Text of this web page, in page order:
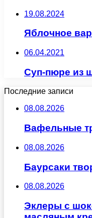
19.08.2024
Яблочное
06.04.2021
Суп-пюре из
Последние записи
08.08.2026
Вафельные
08.08.2026
Баурсаки
08.08.2026
Эклеры с